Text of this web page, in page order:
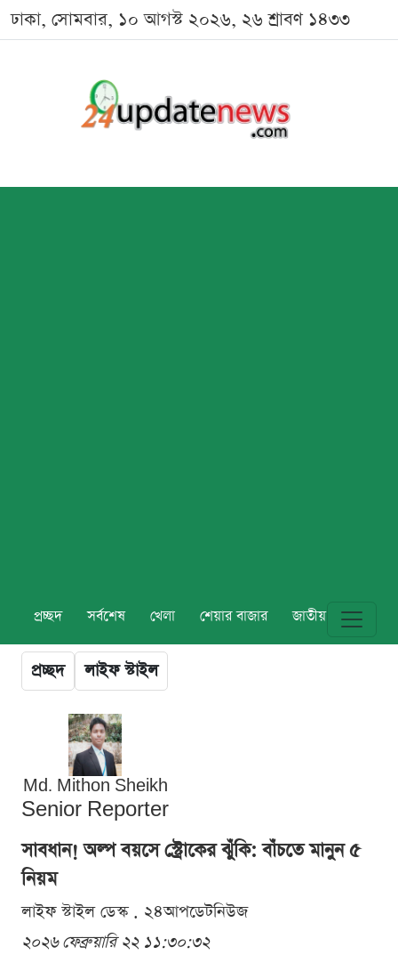
ঢাকা, সোমবার, ১০ আগস্ট ২০২৬, ২৬ শ্রাবণ ১৪৩৩
প্রচ্ছদ সর্বশেষ খেলা শেয়ার বাজার জাতীয় বিশ্ব
প্রচ্ছদ লাইফ স্টাইল
Md. Mithon Sheikh
Senior Reporter
সাবধান! অল্প বয়সে স্ট্রোকের ঝুঁকি: বাঁচতে মানুন ৫
নিয়ম
লাইফ স্টাইল ডেস্ক . ২৪আপডেটনিউজ
২০২৬ ফেব্রুয়ারি ২২ ১১:৩০:৩২